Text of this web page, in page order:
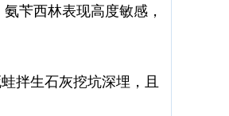
苄西林表现高度敏感，
拌生石灰挖坑深埋，且